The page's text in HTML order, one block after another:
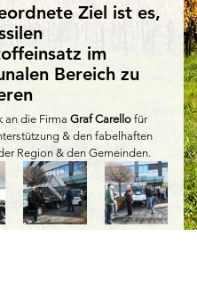
Ziel ist es,
im
Bereich zu
an die Firma Graf Carello für
& den fabelhaften
Region & den Gemeinden.